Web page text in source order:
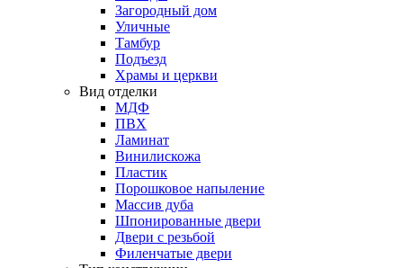
Загородный дом
Уличные
Тамбур
Подъезд
Храмы и церкви
Вид отделки
МДФ
ПВХ
Ламинат
Винилискожа
Пластик
Порошковое напыление
Массив дуба
Шпонированные двери
Двери с резьбой
Филенчатые двери